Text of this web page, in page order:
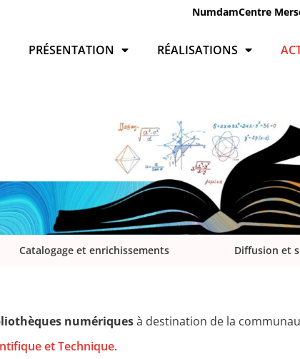
NumdamCentre
PRÉSENTATION RÉALISATIONS
Catalogage et enrichissements Diffusion et
numériquesà destination de la
et Technique.